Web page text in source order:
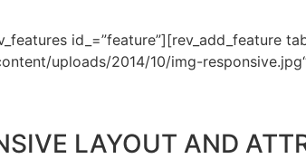
id_=”feature”][rev_add_feature
uploads/2014/10/img-
LAYOUT AND